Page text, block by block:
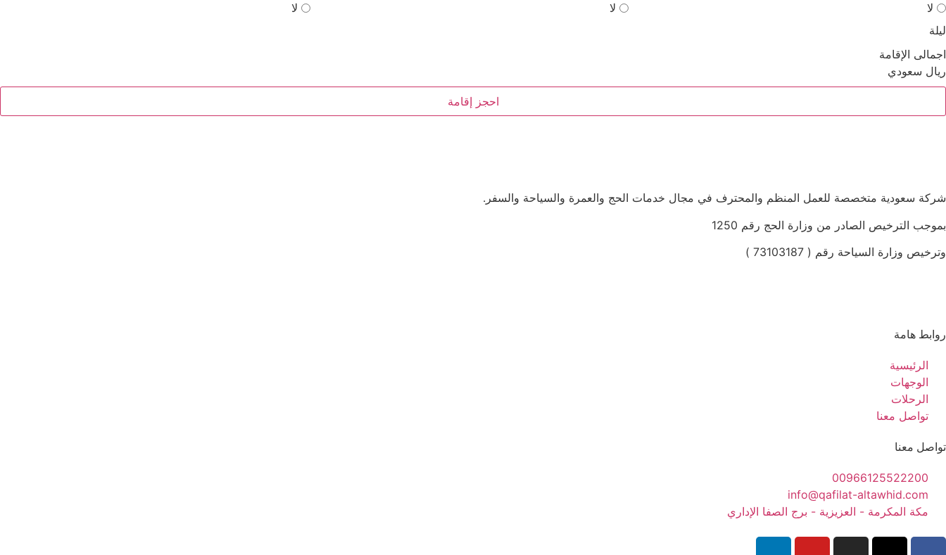
لا
لا
لا
ليلة
اجمالى الإقامة
ريال سعودي
احجز إقامة
شركة سعودية متخصصة للعمل المنظم والمحترف في مجال خدمات الحج والعمرة والسياحة والسفر.
بموجب الترخيص الصادر من وزارة الحج رقم 1250
وترخيص وزارة السياحة رقم ( 73103187 )
روابط هامة
الرئيسية
الوجهات
الرحلات
تواصل معنا
تواصل معنا
00966125522200
info@qafilat-altawhid.com
مكة المكرمة - العزيزية - برج الصفا الإداري